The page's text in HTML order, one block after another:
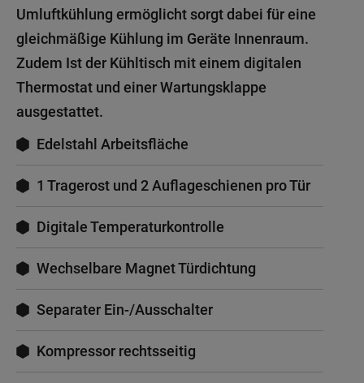
Umluftkühlung ermöglicht sorgt dabei für eine
gleichmäßige Kühlung im Geräte Innenraum.
Zudem Ist der Kühltisch mit einem digitalen
Thermostat und einer Wartungsklappe
ausgestattet.
Edelstahl Arbeitsfläche
1 Tragerost und 2 Auflageschienen pro Tür
Digitale Temperaturkontrolle
Wechselbare Magnet Türdichtung
Separater Ein-/Ausschalter
Kompressor rechtsseitig